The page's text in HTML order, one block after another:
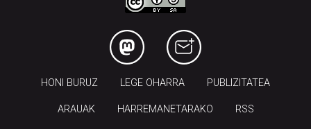
HONI BURUZ LEGE OHARRA PUBLIZITATEA
ARAUAK HARREMANETARAKO RSS